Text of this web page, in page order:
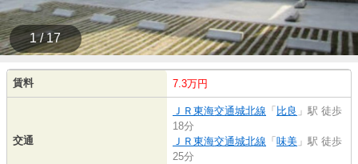
1 / 17
賃料 7.3万円
交通
ＪＲ東海交通城北線 「 比良 」駅 徒歩
18分
ＪＲ東海交通城北線 「 味美 」駅 徒歩
25分